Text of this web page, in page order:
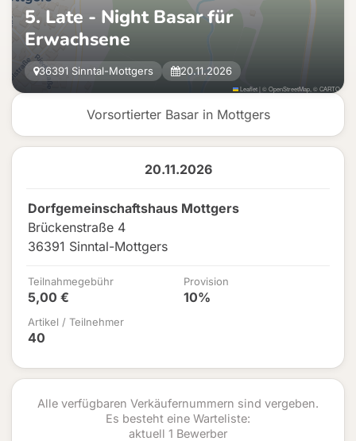
Vorsortierter Basar in Mottgers
20.11.2026
Dorfgemeinschaftshaus Mottgers
Brückenstraße 4
36391 Sinntal-Mottgers
Teilnahmegebühr
5,00 €
Provision
10%
Artikel / Teilnehmer
40
Alle verfügbaren Verkäufernummern sind vergeben.
Es besteht eine Warteliste:
aktuell 1 Bewerber
5. Late - Night Basar für
Erwachsene
36391 Sinntal-Mottgers 20.11.2026
Leaflet|©OpenStreetMap , ©CARTO